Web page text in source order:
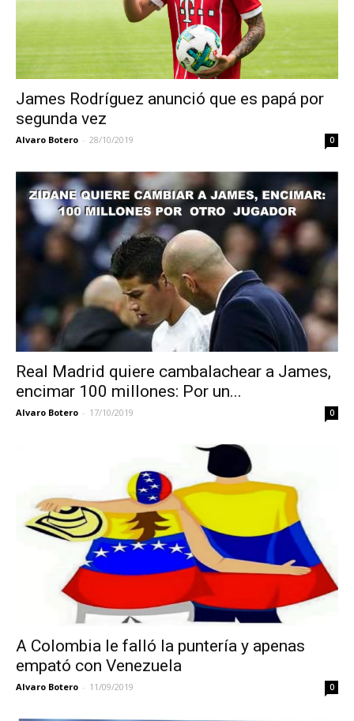
James Rodríguez anunció que es papá por
segunda vez
Alvaro Botero - 28/10/2019 0
Real Madrid quiere cambalachear a James,
encimar 100 millones: Por un...
Alvaro Botero - 17/10/2019 0
A Colombia le falló la puntería y apenas
empató con Venezuela
Alvaro Botero - 11/09/2019 0